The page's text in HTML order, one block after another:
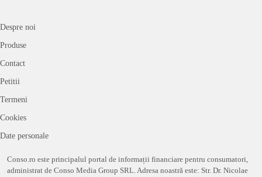
Despre noi
Produse
Contact
Petitii
Termeni
Cookies
Date personale
Conso.ro este principalul portal de informații financiare pentru consumatori,
administrat de Conso Media Group SRL. Adresa noastră este: Str. Dr. Nicolae